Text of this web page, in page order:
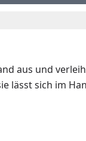
aus und
lässt sich im